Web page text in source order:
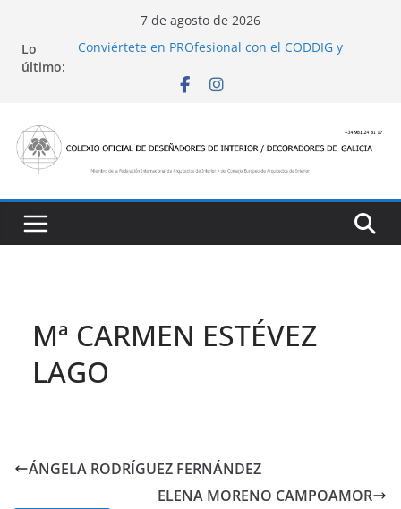
contenido
7 de agosto de 2026
Lo
último:
Conviértete en PROfesional con el CODDIG y
Ayudas para mejoras de establecimientos
San Marcial 2025
Mª CARMEN ESTÉVEZ
LAGO
ÁNGELA RODRÍGUEZ FERNÁNDEZ
ELENA MORENO CAMPOAMOR